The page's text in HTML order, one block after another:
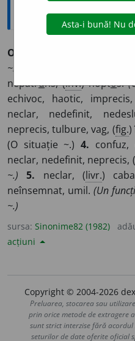
Sinonime
OBSC
~.)
nepătruns, (înv.) noptos.
echivoc, haotic,
neclar, nedefinit,
neprecis, tulbure, vag, (fig.)
(O situație ~.)4. confuz,
neclar, nedefinit, neprecis, (
~.)
5. neclar, (livr.)
neînsemnat, umil. (Un
~.)
sursa: Sinonime82 (1982)
acțiuni
Copyright © 2004-2026
Preluarea, stocarea sau
prin orice metode de extragere
sunt strict interzise fără
seturilor de date oferite oficial